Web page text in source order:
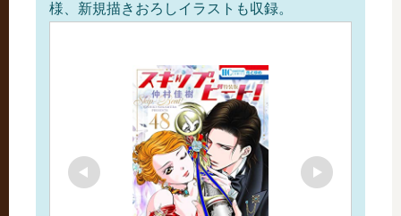
様、新規描きおろしイラストも収録。